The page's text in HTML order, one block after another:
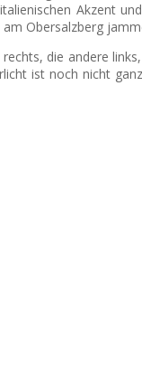
Akzent
Obersalzberg
die andere
ist noch nicht